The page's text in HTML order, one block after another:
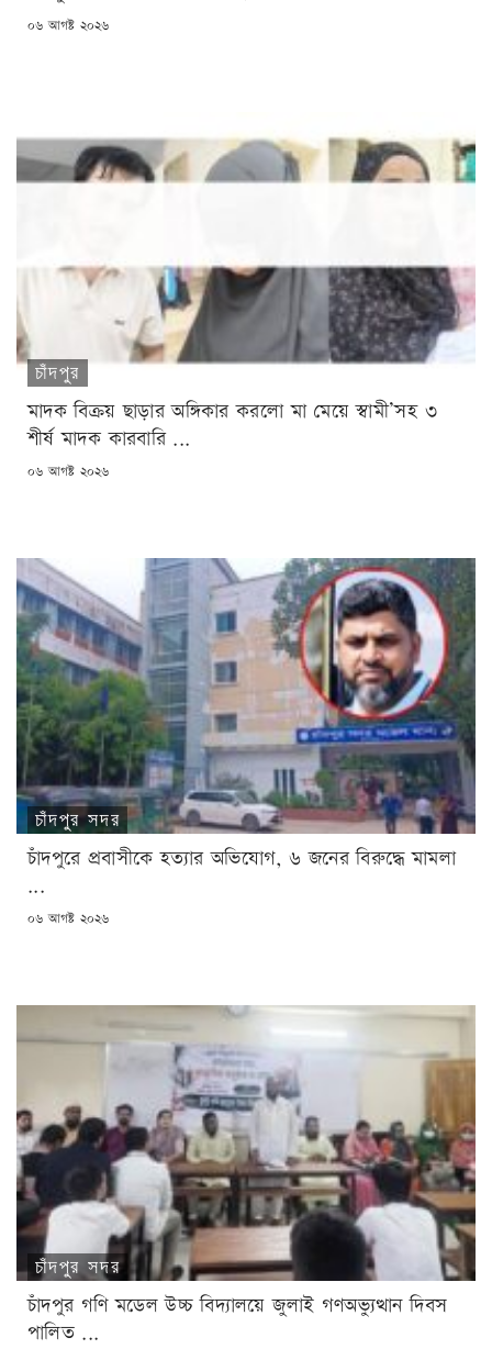
POSTED
০৬ আগষ্ট ২০২৬
চাঁদপুর
মাদক বিক্রয় ছাড়ার অঙ্গিকার করলো মা মেয়ে স্বামী’সহ ৩
শীর্ষ মাদক কারবারি ...
POSTED
০৬ আগষ্ট ২০২৬
চাঁদপুর সদর
চাঁদপুরে প্রবাসীকে হত্যার অভিযোগ, ৬ জনের বিরুদ্ধে মামলা
...
POSTED
০৬ আগষ্ট ২০২৬
চাঁদপুর সদর
চাঁদপুর গণি মডেল উচ্চ বিদ্যালয়ে জুলাই গণঅভ্যুত্থান দিবস
পালিত ...